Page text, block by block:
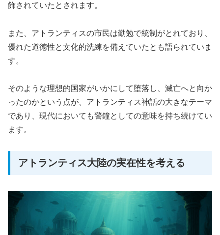
飾されていたとされます。
また、アトランティスの市民は勤勉で統制がとれており、
優れた道徳性と文化的洗練を備えていたとも語られていま
す。
そのような理想的国家がいかにして堕落し、滅亡へと向か
ったのかという点が、アトランティス神話の大きなテーマ
であり、現代においても警鐘としての意味を持ち続けてい
ます。
アトランティス大陸の実在性を考える